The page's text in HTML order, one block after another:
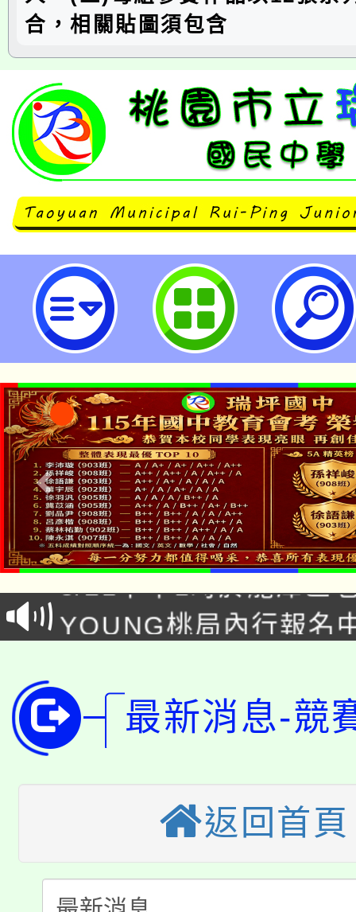
合，相關貼圖須包含
函轉新北市政府教育局辦理2023
圖創作競賽計畫1份，請協助轉知
名，請查照。-桃園市立瑞坪國民中
「本色祭」8/29、30在
場熱烈登場!
8/21下午1時於龍潭區
徵才活動。
YOUNG桃局內行報名
開!
115年桃園市運動會8/
田徑場及游泳池舉行。
桃園市低收入戶享有免
視費優惠，中低收入戶
半價優惠，詳情可洽有
者。
份教師增能研習
大溪自造教育及科技
份教師研習
會
115年食農教育專業人
最新消息-競
返回首頁